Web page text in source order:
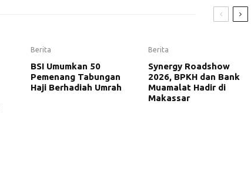
Berita
BSI Umumkan 50
Pemenang Tabungan
Haji Berhadiah Umrah
Berita
Synergy Roadshow
2026, BPKH dan Bank
Muamalat Hadir di
Makassar